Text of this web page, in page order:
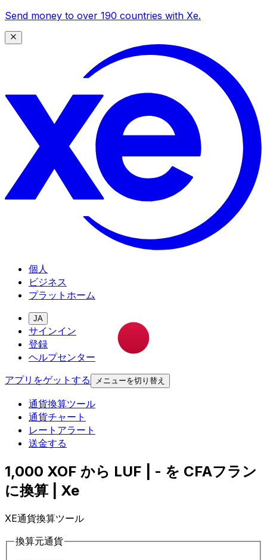
Send money to over 190 countries with Xe.
個人
ビジネス
プラットホーム
JA
サインイン
登録
ヘルプセンター
アプリをゲットする
メニューを切り替え
通貨換算ツール
通貨チャート
レートアラート
送金する
1,000 XOF から LUF | - を CFAフラン
に換算 | Xe
XE通貨換算ツール
換算元通貨